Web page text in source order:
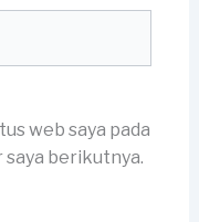
web saya pada
berikutnya.